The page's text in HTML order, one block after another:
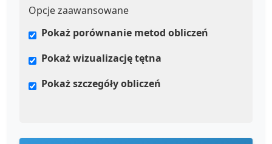
Opcje zaawansowane
Pokaż porównanie metod obliczeń
Pokaż wizualizację tętna
Pokaż szczegóły obliczeń